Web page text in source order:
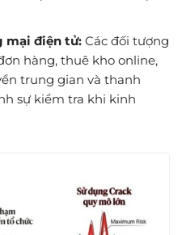
mại điện tử: Các đối tượng
hàng, thuê kho online,
trung gian và thanh
sự kiểm tra khi kinh